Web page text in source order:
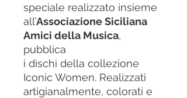
speciale realizzato insieme
all’Associazione Siciliana
Amici della Musica,
pubblica
i dischi della collezione
Iconic Women. Realizzati
artigianalmente, colorati e